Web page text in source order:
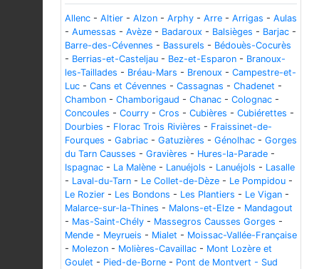
Allenc - Altier - Alzon - Arphy - Arre - Arrigas - Aulas
- Aumessas - Avèze - Badaroux - Balsièges - Barjac -
Barre-des-Cévennes - Bassurels - Bédouès-Cocurès
- Berrias-et-Casteljau - Bez-et-Esparon - Branoux-
les-Taillades - Bréau-Mars - Brenoux - Campestre-et-
Luc - Cans et Cévennes - Cassagnas - Chadenet -
Chambon - Chamborigaud - Chanac - Colognac -
Concoules - Courry - Cros - Cubières - Cubiérettes -
Dourbies - Florac Trois Rivières - Fraissinet-de-
Fourques - Gabriac - Gatuzières - Génolhac - Gorges
du Tarn Causses - Gravières - Hures-la-Parade -
Ispagnac - La Malène - Lanuéjols - Lanuéjols - Lasalle
- Laval-du-Tarn - Le Collet-de-Dèze - Le Pompidou -
Le Rozier - Les Bondons - Les Plantiers - Le Vigan -
Malarce-sur-la-Thines - Malons-et-Elze - Mandagout
- Mas-Saint-Chély - Massegros Causses Gorges -
Mende - Meyrueis - Mialet - Moissac-Vallée-Française
- Molezon - Molières-Cavaillac - Mont Lozère et
Goulet - Pied-de-Borne - Pont de Montvert - Sud